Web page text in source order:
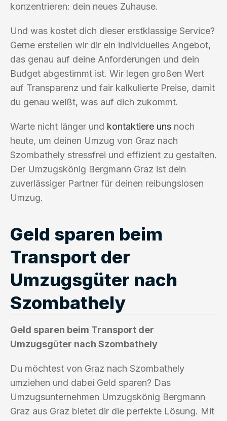
konzentrieren: dein neues Zuhause.
Und was kostet dich dieser erstklassige Service?
Gerne erstellen wir dir ein individuelles Angebot,
das genau auf deine Anforderungen und dein
Budget abgestimmt ist. Wir legen großen Wert
auf Transparenz und fair kalkulierte Preise, damit
du genau weißt, was auf dich zukommt.
Warte nicht länger und kontaktiere uns noch
heute, um deinen Umzug von Graz nach
Szombathely stressfrei und effizient zu gestalten.
Der Umzugskönig Bergmann Graz ist dein
zuverlässiger Partner für deinen reibungslosen
Umzug.
Geld sparen beim
Transport der
Umzugsgüter nach
Szombathely
Geld sparen beim Transport der
Umzugsgüter nach Szombathely
Du möchtest von Graz nach Szombathely
umziehen und dabei Geld sparen? Das
Umzugsunternehmen Umzugskönig Bergmann
Graz aus Graz bietet dir die perfekte Lösung. Mit